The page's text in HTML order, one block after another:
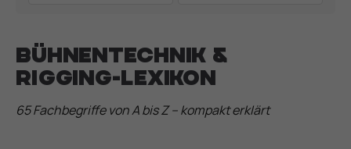
Bühnentechnik &
Rigging-Lexikon
65 Fachbegriffe von A bis Z – kompakt erklärt